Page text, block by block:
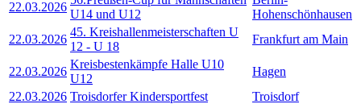
22.03.2026
U14 und U12
Hohenschönhausen
22.03.2026
45. Kreishallenmeisterschaften U
12 - U 18
Frankfurt am Main
22.03.2026
Kreisbestenkämpfe Halle U10
U12
Hagen
22.03.2026 Troisdorfer Kindersportfest
Troisdorf